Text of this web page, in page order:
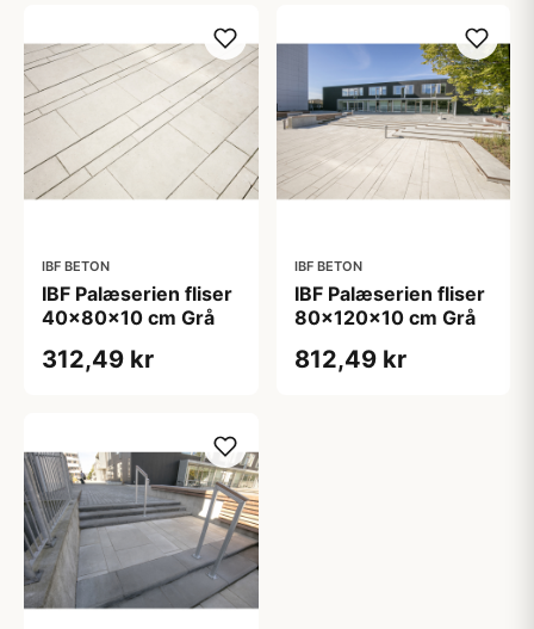
IBF BETON
IBF Palæserien fliser
40x80x10 cm Grå
312,49 kr
IBF BETON
IBF Palæserien fliser
80x120x10 cm Grå
812,49 kr